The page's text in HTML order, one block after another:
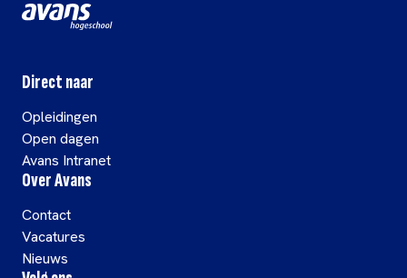
Direct naar
Opleidingen
Open dagen
Avans Intranet
Over Avans
Contact
Vacatures
Nieuws